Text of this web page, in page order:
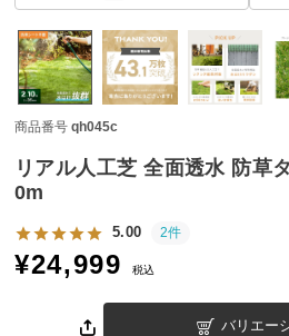
ム
特商品番号 qh045c
リアル人工芝 全面透水 防草
0m
5.00 2件
¥24,999 税込
バリエー